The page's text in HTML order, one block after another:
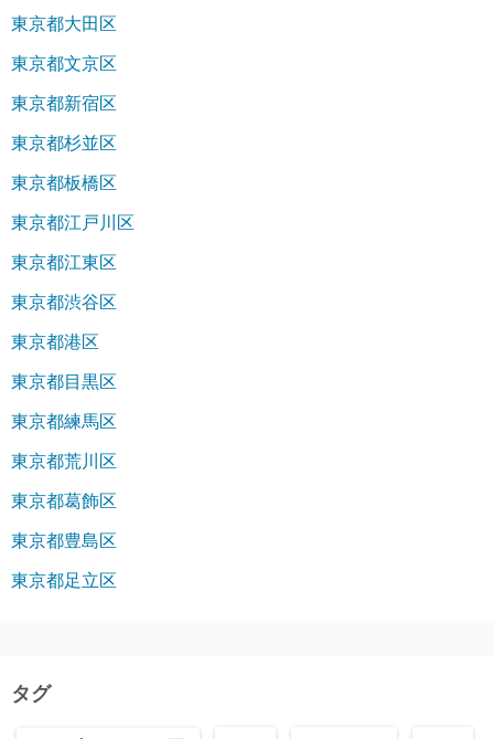
東京都大田区
東京都文京区
東京都新宿区
東京都杉並区
東京都板橋区
東京都江戸川区
東京都江東区
東京都渋谷区
東京都港区
東京都目黒区
東京都練馬区
東京都荒川区
東京都葛飾区
東京都豊島区
東京都足立区
タグ